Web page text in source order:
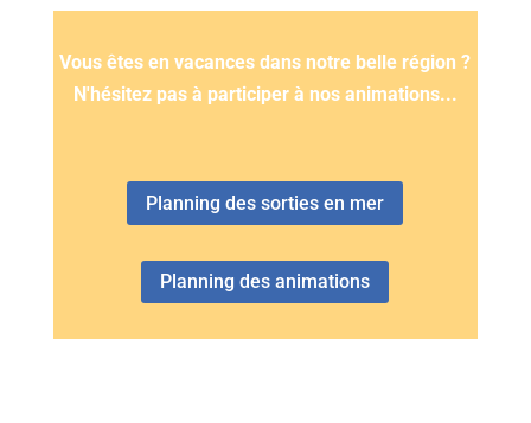
Vous êtes en vacances dans notre belle région ?
N'hésitez pas à participer à nos animations...
Planning des sorties en mer
Planning des animations